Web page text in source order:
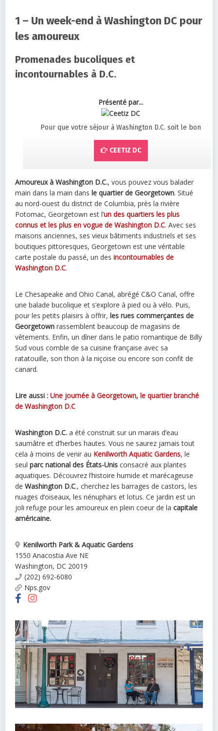
1 – Un week-end à Washington DC pour
les amoureux
Promenades bucoliques et
incontournables à D.C.
Présenté par...
Pour que votre séjour à Washington D.C. soit le bon
CEETIZ DC
Amoureux à Washington D.C., vous pouvez vous balader
main dans la main dansle quartier de Georgetown. Situé
au nord-ouest du district de Columbia, près la rivière
Potomac, Georgetown est l’un des quartiers les plus
connus et les plus en vogue de Washington D.C. Avec ses
maisons anciennes, ses vieux bâtiments industriels et ses
boutiques pittoresques, Georgetown est une véritable
carte postale du passé, un des incontournables de
Washington D.C.
Le Chesapeake and Ohio Canal, abrégé C&O Canal, offre
une balade bucolique et s’explore à pied ou à vélo. Puis,
pour les petits plaisirs à offrir,les rues commerçantes de
Georgetown rassemblent beaucoup de magasins de
vêtements. Enfin, un dîner dans le patio romantique de Billy
Sud vous comble de sa cuisine française avec sa
ratatouille, son thon à la niçoise ou encore son confit de
canard.
Lire aussi : Une journée à Georgetown, le quartier branché
de Washington D.C
Washington D.C. a été construit sur un marais d’eau
saumâtre et d’herbes hautes. Vous ne saurez jamais tout
cela à moins de venir au Kenilworth Aquatic Gardens, le
seulparc national des États-Unis consacré aux plantes
aquatiques. Découvrez l’histoire humide et marécageuse
deWashington D.C., cherchez les barrages de castors, les
nuages d’oiseaux, les nénuphars et lotus. Ce jardin est un
joli refuge pour les amoureux en plein coeur de lacapitale
américaine.
Kenilworth Park & Aquatic Gardens
1550 Anacostia Ave NE
Washington, DC 20019
(202) 692-6080
Nps.gov